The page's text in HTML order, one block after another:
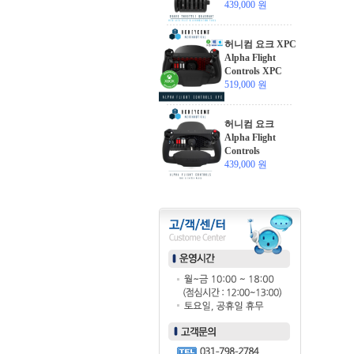
439,000 원
허니컴 요크 XPC
Alpha Flight
Controls XPC
519,000 원
허니컴 요크
Alpha Flight
Controls
439,000 원